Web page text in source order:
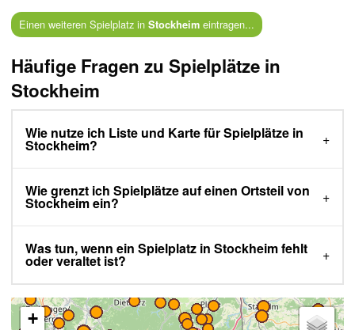
Einen weiteren Spielplatz in Stockheimeintragen...
Häufige Fragen zu Spielplätze in
Stockheim
Wie nutze ich Liste und Karte für Spielplätze in
Stockheim?
Wie grenzt ich Spielplätze auf einen Ortsteil von
Stockheim ein?
Was tun, wenn ein Spielplatz in Stockheim fehlt
oder veraltet ist?
+